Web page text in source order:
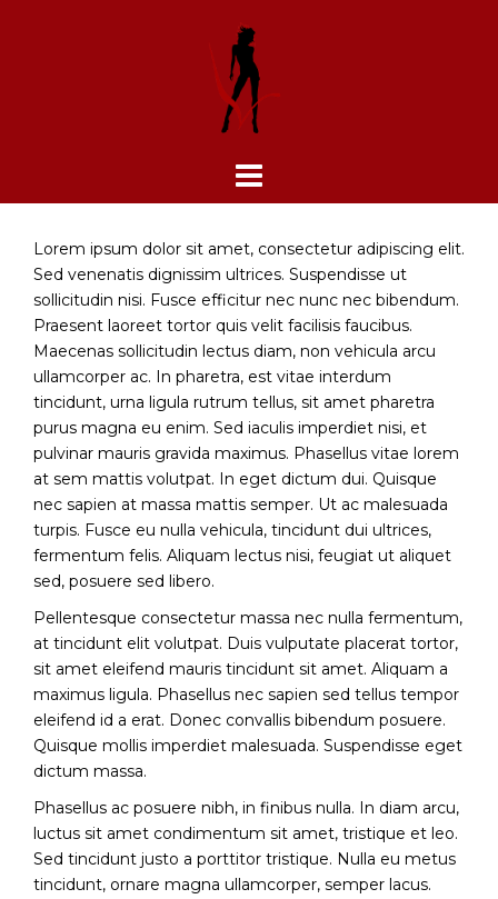
Lorem ipsum dolor sit amet, consectetur adipiscing elit.
Sed venenatis dignissim ultrices. Suspendisse ut
sollicitudin nisi. Fusce efficitur nec nunc nec bibendum.
Praesent laoreet tortor quis velit facilisis faucibus.
Maecenas sollicitudin lectus diam, non vehicula arcu
ullamcorper ac. In pharetra, est vitae interdum
tincidunt, urna ligula rutrum tellus, sit amet pharetra
purus magna eu enim. Sed iaculis imperdiet nisi, et
pulvinar mauris gravida maximus. Phasellus vitae lorem
at sem mattis volutpat. In eget dictum dui. Quisque
nec sapien at massa mattis semper. Ut ac malesuada
turpis. Fusce eu nulla vehicula, tincidunt dui ultrices,
fermentum felis. Aliquam lectus nisi, feugiat ut aliquet
sed, posuere sed libero.
Pellentesque consectetur massa nec nulla fermentum,
at tincidunt elit volutpat. Duis vulputate placerat tortor,
sit amet eleifend mauris tincidunt sit amet. Aliquam a
maximus ligula. Phasellus nec sapien sed tellus tempor
eleifend id a erat. Donec convallis bibendum posuere.
Quisque mollis imperdiet malesuada. Suspendisse eget
dictum massa.
Phasellus ac posuere nibh, in finibus nulla. In diam arcu,
luctus sit amet condimentum sit amet, tristique et leo.
Sed tincidunt justo a porttitor tristique. Nulla eu metus
tincidunt, ornare magna ullamcorper, semper lacus.